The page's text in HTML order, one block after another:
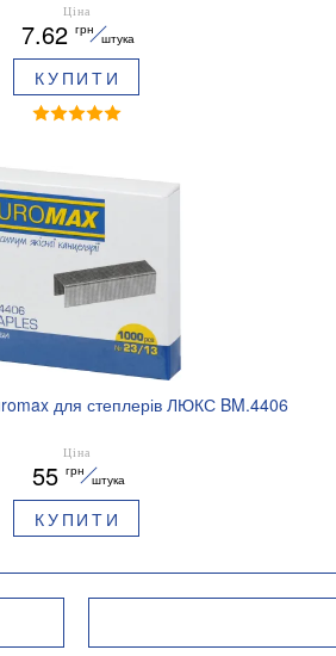
Ціна
7.62 грн
штука
КУПИТИ
для степлерів ЛЮКС BM.4406
Ціна
55 грн
штука
КУПИТИ